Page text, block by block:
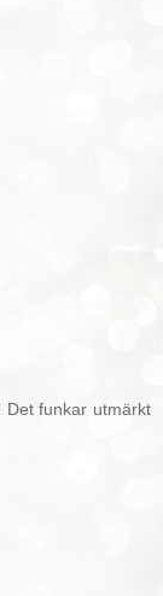
Det funkar utmärkt